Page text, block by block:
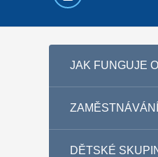
JAK FUNGUJE
DĚTSKÉ